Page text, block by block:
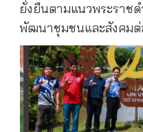
ยั่งยืนตามแนวพระราช
พัฒนาชุมชนและสังคมต่